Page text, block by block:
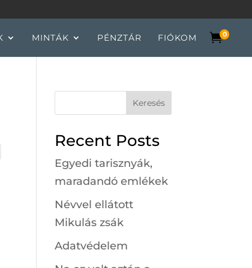
MINTÁK PÉNZTÁR FIÓKOM 0
Keresés
Recent Posts
Egyedi tarisznyák,
maradandó emlékek
Névvel ellátott
Mikulás zsák
Adatvédelem